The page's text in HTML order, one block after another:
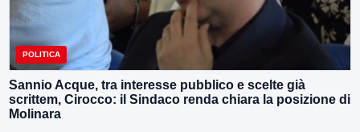
POLITICA
Sannio Acque, tra interesse pubblico e scelte già
scrittem, Cirocco: il Sindaco renda chiara la posizione di
Molinara